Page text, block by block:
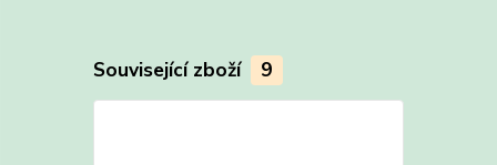
Související zboží 9